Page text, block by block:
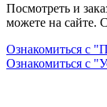
Посмотреть и
можете на сайте.
Ознакомиться с
Ознакомиться с